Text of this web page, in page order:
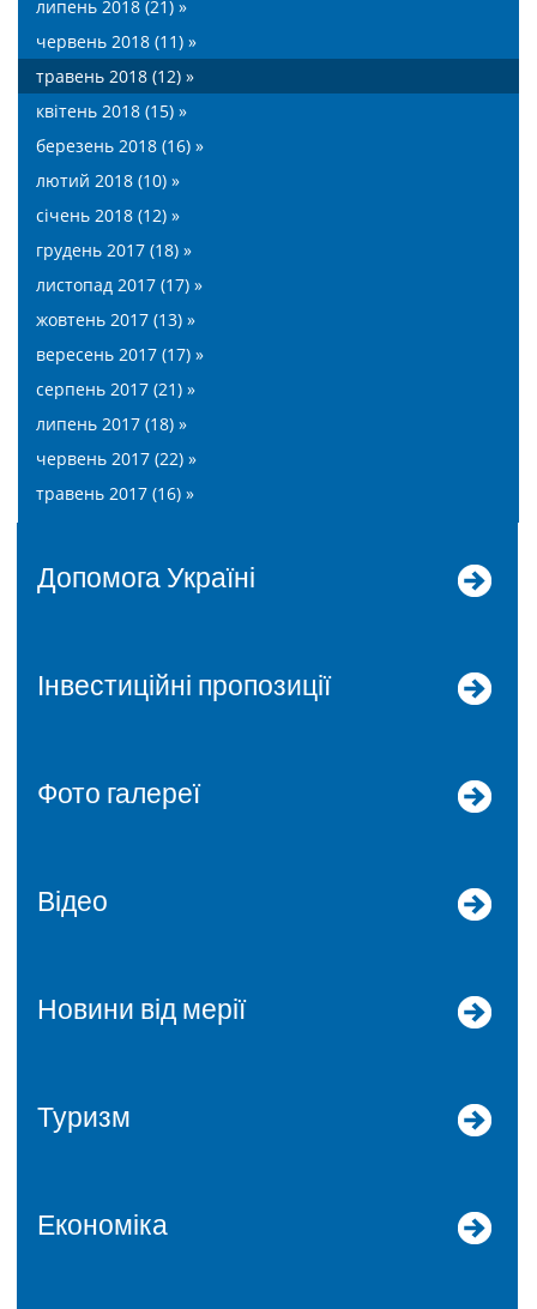
липень 2018 (21) »
червень 2018 (11) »
травень 2018 (12) »
квітень 2018 (15) »
березень 2018 (16) »
лютий 2018 (10) »
січень 2018 (12) »
грудень 2017 (18) »
листопад 2017 (17) »
жовтень 2017 (13) »
вересень 2017 (17) »
серпень 2017 (21) »
липень 2017 (18) »
червень 2017 (22) »
травень 2017 (16) »
допомога Україні
Інвестиційні пропозиції
Фото галереї
Відео
Новини від мерії
Туризм
Економіка